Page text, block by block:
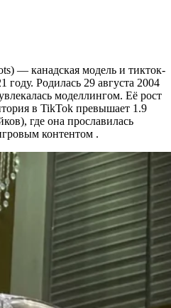
— канадская модель и тикток-
году. Родилась 29 августа 2004
моделлингом. Её рост
в TikTok превышает 1.9
где она прославилась
контентом .